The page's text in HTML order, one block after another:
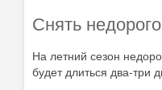
Снять
На летний сезон
будет длиться два-три